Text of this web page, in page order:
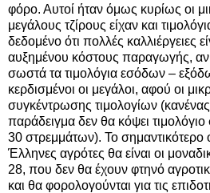
φόρο. Αυτοί ήταν όμως κυρίως οι
μεγάλους τζίρους είχαν και
δεδομένο ότι πολλές καλλιέργειες
αυξημένου κόστους παραγωγής, αν
σωστά τα τιμολόγια εσόδων –
κερδισμένοι οι μεγάλοι, αφού οι
συγκέντρωσης τιμολογίων
παράδειγμα δεν θα κόψει
30 στρεμμάτων). Το σημαντικότερο
Έλληνες αγρότες θα είναι οι
28, που δεν θα έχουν φτηνό
και θα φορολογούνται για τις